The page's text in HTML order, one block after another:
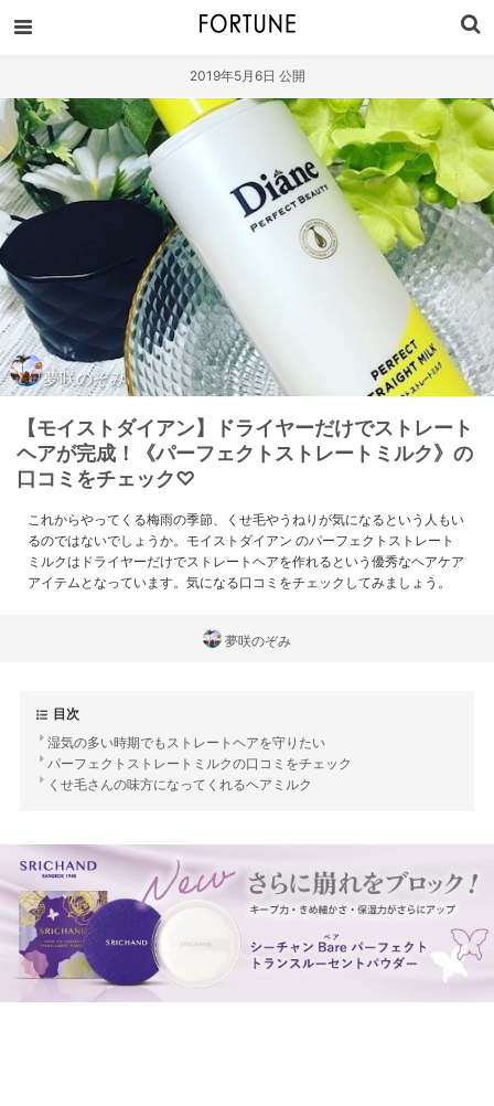
2019年5月6日 公開
夢咲のぞみ
【モイストダイアン】ドライヤーだけでストレート
ヘアが完成！《パーフェクトストレートミルク》の
口コミをチェック♡
これからやってくる梅雨の季節、くせ毛やうねりが気になるという人もい
るのではないでしょうか。モイストダイアン のパーフェクトストレート
ミルクはドライヤーだけでストレートヘアを作れるという優秀なヘアケア
アイテムとなっています。気になる口コミをチェックしてみましょう。
夢咲のぞみ
目次
湿気の多い時期でもストレートヘアを守りたい
パーフェクトストレートミルクの口コミをチェック
くせ毛さんの味方になってくれるヘアミルク